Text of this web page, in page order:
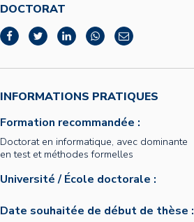
DOCTORAT
INFORMATIONS PRATIQUES
Formation recommandée :
Doctorat en informatique, avec dominante
en test et méthodes formelles
Université / École doctorale :
Date souhaitée de début de thèse :